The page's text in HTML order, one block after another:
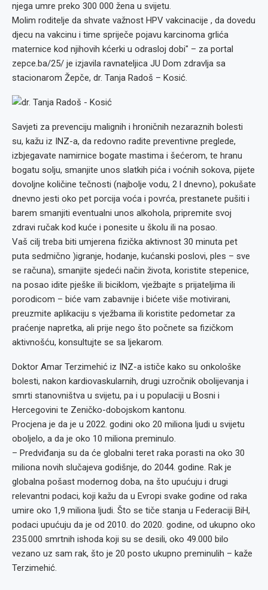
njega umre preko 300 000 žena u svijetu.
Molim roditelje da shvate važnost HPV vakcinacije , da dovedu
djecu na vakcinu i time spriječe pojavu karcinoma grlića
maternice kod njihovih kćerki u odrasloj dobi" – za portal
zepce.ba/25/ je izjavila ravnateljica JU Dom zdravlja sa
stacionarom Žepče, dr. Tanja Radoš – Kosić.
Savjeti za prevenciju malignih i hroničnih nezaraznih bolesti
su, kažu iz INZ-a, da redovno radite preventivne preglede,
izbjegavate namirnice bogate mastima i šećerom, te hranu
bogatu solju, smanjite unos slatkih pića i voćnih sokova, pijete
dovoljne količine tečnosti (najbolje vodu, 2 l dnevno), pokušate
dnevno jesti oko pet porcija voća i povrća, prestanete pušiti i
barem smanjiti eventualni unos alkohola, pripremite svoj
zdravi ručak kod kuće i ponesite u školu ili na posao.
Vaš cilj treba biti umjerena fizička aktivnost 30 minuta pet
puta sedmično )igranje, hodanje, kućanski poslovi, ples – sve
se računa), smanjite sjedeći način života, koristite stepenice,
na posao idite pješke ili biciklom, vježbajte s prijateljima ili
porodicom – biće vam zabavnije i bićete više motivirani,
preuzmite aplikaciju s vježbama ili koristite pedometar za
praćenje napretka, ali prije nego što počnete sa fizičkom
aktivnošću, konsultujte se sa ljekarom.
Doktor Amar Terzimehić iz INZ-a ističe kako su onkološke
bolesti, nakon kardiovaskularnih, drugi uzročnik obolijevanja i
smrti stanovništva u svijetu, pa i u populaciji u Bosni i
Hercegovini te Zeničko-dobojskom kantonu.
Procjena je da je u 2022. godini oko 20 miliona ljudi u svijetu
oboljelo, a da je oko 10 miliona preminulo.
– Predviđanja su da će globalni teret raka porasti na oko 30
miliona novih slučajeva godišnje, do 2044. godine. Rak je
globalna pošast modernog doba, na što upućuju i drugi
relevantni podaci, koji kažu da u Evropi svake godine od raka
umire oko 1,9 miliona ljudi. Što se tiče stanja u Federaciji BiH,
podaci upućuju da je od 2010. do 2020. godine, od ukupno oko
235.000 smrtnih ishoda koji su se desili, oko 49.000 bilo
vezano uz sam rak, što je 20 posto ukupno preminulih – kaže
Terzimehić.